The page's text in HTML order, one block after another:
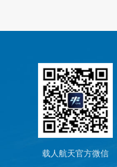
载人航天官方微信